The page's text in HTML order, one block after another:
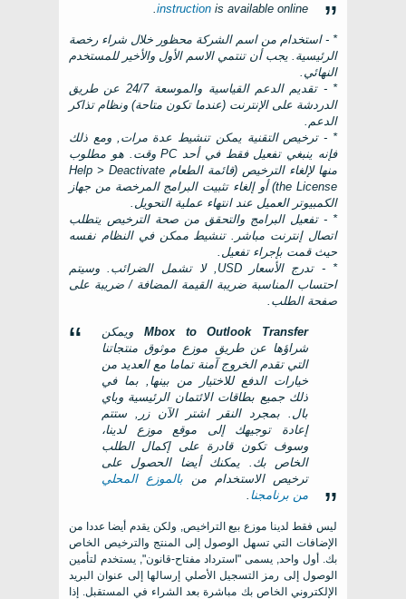
instruction is available online
.
* - استخدام من اسم الشركة محظور خلال شراء رخصة
الرئيسية. يجب أن تنتمي الاسم الأول والأخير للمستخدم
النهائي.
* - تقديم الدعم القياسية والموسعة 24/7 عن طريق
الدردشة على الإنترنت (عندما تكون متاحة) ونظام تذاكر
الدعم.
* - ترخيص التقنية يمكن تنشيط عدة مرات, ومع ذلك
فإنه ينبغي تفعيل فقط في أحدPCوقت. هو مطلوب
منها لإلغاء الترخيص (قائمة الطعام Help > Deactivate
the License) أو إلغاء تثبيت البرامج المرخصة من جهاز
الكمبيوتر العميل عند انتهاء عملية التحويل.
* - تفعيل البرامج والتحقق من صحة الترخيص يتطلب
اتصال إنترنت مباشر. تنشيط ممكن في النظام نفسه
حيث قمت بإجراء تفعيل.
* - تدرج الأسعار USD, لا تشمل الضرائب. وسيتم
احتساب المناسبة ضريبة القيمة المضافة / ضريبة على
صفحة الطلب.
Mbox to Outlook Transfer ويمكن
شراؤها عن طريق موزع موثوق منتجاتنا
التي تقدم الخروج آمنة تماما مع العديد من
خيارات الدفع للاختيار من بينها, بما في
ذلك جميع بطاقات الائتمان الرئيسية وباي
بال. بمجرد النقراشتر الآن زر, ستتم
إعادة توجيهك إلى موقع موزع لدينا،
وسوف تكون قادرة على إكمال الطلب
الخاص بك. يمكنك أيضا الحصول على
ترخيص الاستخدام من بالموزع المحلي
من برنامجنا .
ليس فقط لدينا موزع بيع التراخيص, ولكن يقدم أيضا عددا من
الإضافات التي تسهل الوصول إلى المنتج والترخيص الخاص
بك. أول واحد, يسمى "استرداد مفتاح-قانون", يستخدم لتأمين
الوصول إلى رمز التسجيل الأصلي إرسالها إلى عنوان البريد
الإلكتروني الخاص بك مباشرة بعد الشراء في المستقبل. إذا